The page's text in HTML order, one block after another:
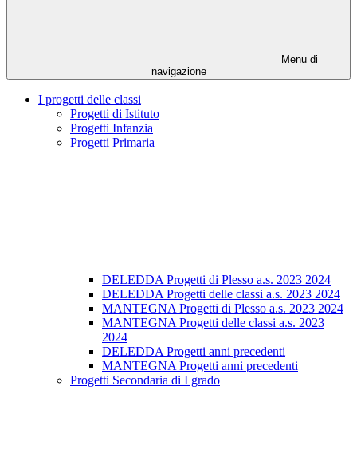
Menu di
navigazione
I progetti delle classi
Progetti di Istituto
Progetti Infanzia
Progetti Primaria
DELEDDA Progetti di Plesso a.s. 2023 2024
DELEDDA Progetti delle classi a.s. 2023 2024
MANTEGNA Progetti di Plesso a.s. 2023 2024
MANTEGNA Progetti delle classi a.s. 2023
2024
DELEDDA Progetti anni precedenti
MANTEGNA Progetti anni precedenti
Progetti Secondaria di I grado